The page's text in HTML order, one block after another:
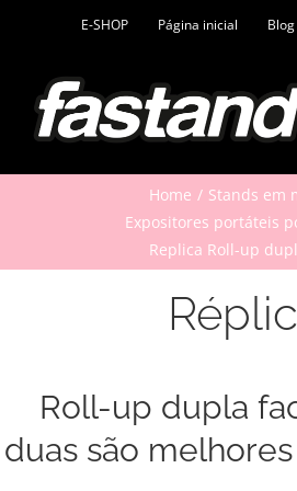
content
E-SHOP Página inicial Blog
Home
Stands em
Expositores portáteis
Replica Roll-up
Roll-up dupla
duas são